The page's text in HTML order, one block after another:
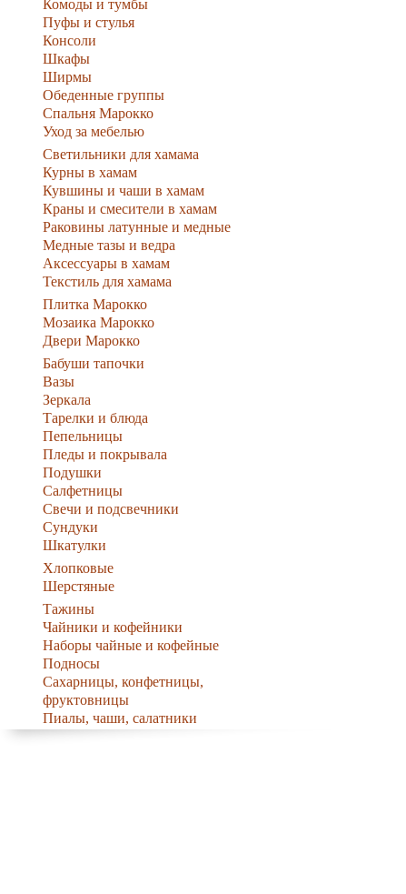
Комоды и тумбы
Пуфы и стулья
Консоли
Шкафы
Ширмы
Обеденные группы
Спальня Марокко
Уход за мебелью
Светильники для хамама
Курны в хамам
Кувшины и чаши в хамам
Краны и смесители в хамам
Раковины латунные и медные
Медные тазы и ведра
Аксессуары в хамам
Текстиль для хамама
Плитка Марокко
Мозаика Марокко
Двери Марокко
Бабуши тапочки
Вазы
Зеркала
Тарелки и блюда
Пепельницы
Пледы и покрывала
Подушки
Салфетницы
Свечи и подсвечники
Сундуки
Шкатулки
Хлопковые
Шерстяные
Тажины
Чайники и кофейники
Наборы чайные и кофейные
Подносы
Сахарницы, конфетницы,
фруктовницы
Пиалы, чаши, салатники